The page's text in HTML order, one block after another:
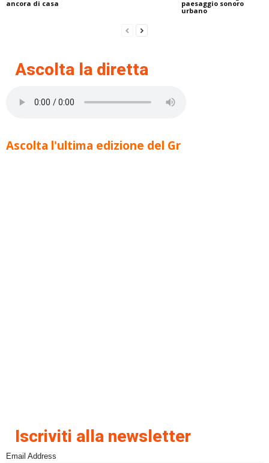
ancora di casa
paesaggio sonoro
urbano
Ascolta la diretta
Ascolta l'ultima edizione del Gr
Iscriviti alla newsletter
Email Address